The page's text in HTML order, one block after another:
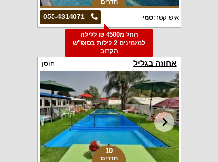
חדרים
055-4314071 איש קשר:סמי
החל מ4500 ₪ ללילה
למזמינים 2 לילות בסופ"ש
הקרוב
אחוזה בגליל חוסן
10
חדרים